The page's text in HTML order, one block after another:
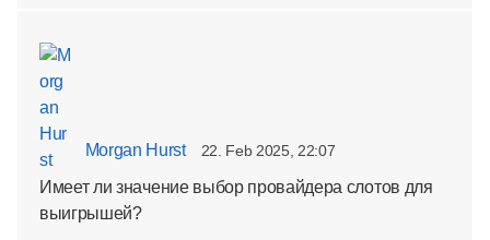
Morgan Hurst 22. Feb 2025, 22:07
Имеет ли значение выбор провайдера слотов для
выигрышей?